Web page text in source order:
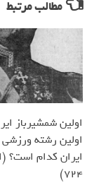
مطالب مرتبط
اولین شمشیرباز
اولین رشته ورزشی
ایران کدام است؟
724)